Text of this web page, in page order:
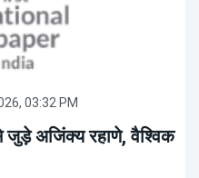
03:32 PM
जुड़े अजिंक्य रहाणे, वैश्विक